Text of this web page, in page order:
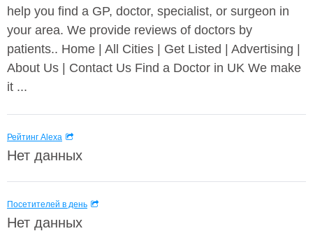
help you find a GP, doctor, specialist, or surgeon in
your area. We provide reviews of doctors by
patients.. Home | All Cities | Get Listed | Advertising |
About Us | Contact Us Find a Doctor in UK We make
it ...
Рейтинг Alexa
Нет данных
Посетителей в день
Нет данных